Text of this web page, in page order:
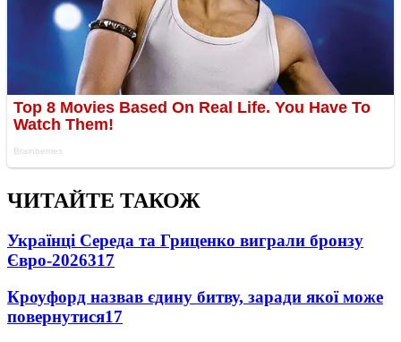
ЧИТАЙТЕ ТАКОЖ
Українці Середа та Гриценко виграли бронзу
Євро-2026317
Кроуфорд назвав єдину битву, заради якої може
повернутися17